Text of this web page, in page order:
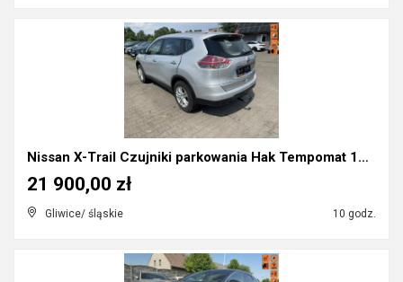
Nissan X-Trail Czujniki parkowania Hak Tempomat 13...
Gliwice/ śląskie 10 godz.
21 900,00 zł